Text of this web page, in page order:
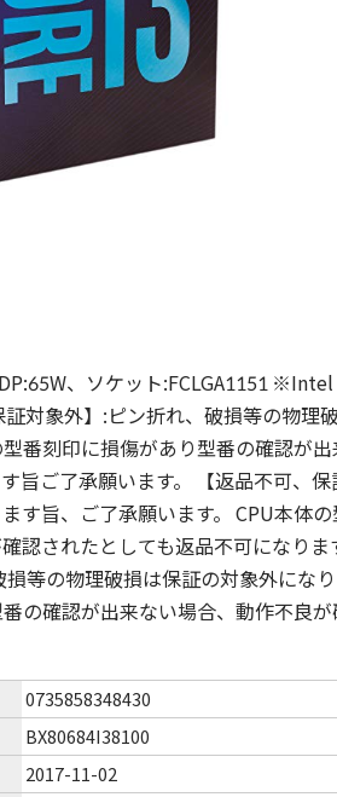
、ソケット:FCLGA1151
対象外】:ピン折れ、破損等の物理
番刻印に損傷があり型番の確認が
旨ご了承願います。 【返品不可、保
す旨、ご了承願います。 CPU本体
認されたとしても返品不可になりま
損等の物理破損は保証の対象外にな
の確認が出来ない場合、動作不良
0735858348430
BX80684I38100
2017-11-02